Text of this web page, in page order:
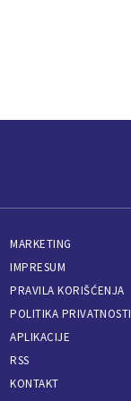
MARKETING
IMPRESUM
PRAVILA KORIŠĆENJA
POLITIKA PRIVATNOSTI
APLIKACIJE
RSS
KONTAKT